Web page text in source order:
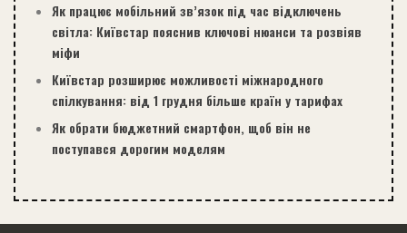
Як працює мобільний зв’язок під час відключень
світла: Київстар пояснив ключові нюанси та розвіяв
міфи
Київстар розширює можливості міжнародного
спілкування: від 1 грудня більше країн у тарифах
Як обрати бюджетний смартфон, щоб він не
поступався дорогим моделям